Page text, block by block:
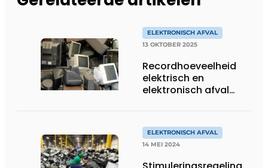
ELEKTRONISCH AFVAL
13 OKTOBER 2025
Recordhoeveelheid
elektrisch en
elektronisch afval
samenwerking
ELEKTRONISCH AFVAL
14 MEI 2024